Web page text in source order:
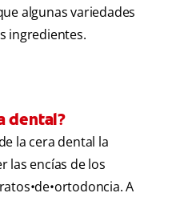
algunas variedades
ingredientes.
dental?
la cera dental la
las encías de los
A